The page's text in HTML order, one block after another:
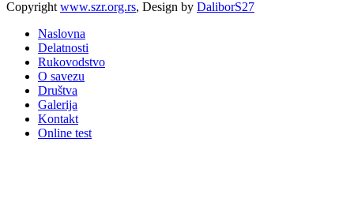
Copyright www.szr.org.rs, Design by DaliborS27
Naslovna
Delatnosti
Rukovodstvo
O savezu
Društva
Galerija
Kontakt
Online test